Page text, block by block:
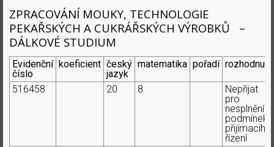
ZPRACOVÁNÍ MOUKY, TECHNOLOGIE
PEKAŘSKÝCH A CUKRÁŘSKÝCH VÝROBKŮ –
DÁLKOVÉ STUDIUM
Evidenční
číslo
koeficient český
jazyk
matematika pořadí rozhodnutí
516458 20 8
Nepřijat
pro
nesplnění
podmínek
přijímacího
řízení